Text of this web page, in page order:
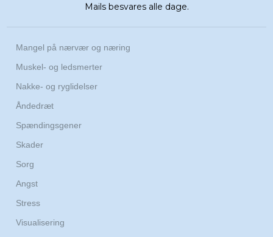
Mails besvares alle dage.
​Mangel på nærvær og næring
Muskel- og ledsmerter
Nakke- og ryglidelser
Åndedræt
Spændingsgener
Skader
Sorg
Angst
Stress
Visualisering